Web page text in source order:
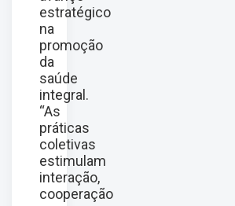
estratégico
na
promoção
da
saúde
integral.
“As
práticas
coletivas
estimulam
interação,
cooperação